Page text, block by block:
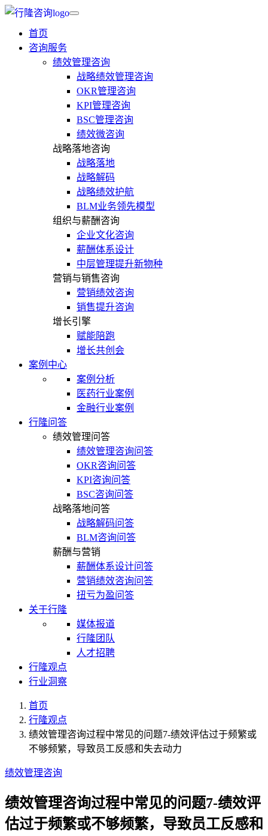
首页
咨询服务
绩效管理咨询
战略绩效管理咨询
OKR管理咨询
KPI管理咨询
BSC管理咨询
绩效微咨询
战略落地咨询
战略落地
战略解码
战略绩效护航
BLM业务领先模型
组织与薪酬咨询
企业文化咨询
薪酬体系设计
中层管理提升新物种
营销与销售咨询
营销绩效咨询
销售提升咨询
增长引擎
赋能陪跑
增长共创会
案例中心
案例分析
医药行业案例
金融行业案例
行隆问答
绩效管理问答
绩效管理咨询问答
OKR咨询问答
KPI咨询问答
BSC咨询问答
战略落地问答
战略解码问答
BLM咨询问答
薪酬与营销
薪酬体系设计问答
营销绩效咨询问答
扭亏为盈问答
关于行隆
媒体报道
行隆团队
人才招聘
行隆观点
行业洞察
首页
行隆观点
绩效管理咨询过程中常见的问题7-绩效评估过于频繁或
不够频繁，导致员工反感和失去动力
绩效管理咨询
绩效管理咨询过程中常见的问题7-绩效评
估过于频繁或不够频繁，导致员工反感和